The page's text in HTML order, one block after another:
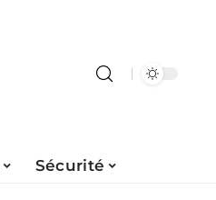
Sécurité